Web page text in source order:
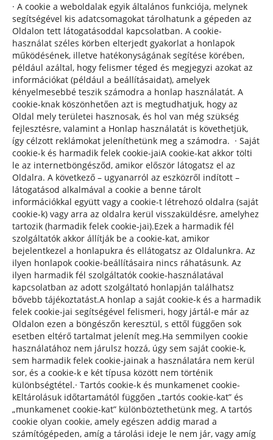
· A cookie a weboldalak egyik általános funkciója, melynek
segítségével kis adatcsomagokat tárolhatunk a gépeden az
Oldalon tett látogatásoddal kapcsolatban. A cookie-
használat széles körben elterjedt gyakorlat a honlapok
működésének, illetve hatékonyságának segítése körében,
például azáltal, hogy felismer téged és megjegyzi azokat az
információkat (például a beállításaidat), amelyek
kényelmesebbé teszik számodra a honlap használatát. A
cookie-knak köszönhetően azt is megtudhatjuk, hogy az
Oldal mely területei hasznosak, és hol van még szükség
fejlesztésre, valamint a Honlap használatát is követhetjük,
így célzott reklámokat jeleníthetünk meg a számodra. · Saját
cookie-k és harmadik felek cookie-jaiA cookie-kat akkor tölti
le az internetböngésződ, amikor először látogatsz el az
Oldalra. A következő – ugyanarról az eszközről indított –
látogatásod alkalmával a cookie a benne tárolt
információkkal együtt vagy a cookie-t létrehozó oldalra (saját
cookie-k) vagy arra az oldalra kerül visszaküldésre, amelyhez
tartozik (harmadik felek cookie-jai).Ezek a harmadik fél
szolgáltatók akkor állítják be a cookie-kat, amikor
bejelentkezel a honlapukra és ellátogatsz az Oldalunkra. Az
ilyen honlapok cookie-beállításaira nincs ráhatásunk. Az
ilyen harmadik fél szolgáltatók cookie-használatával
kapcsolatban az adott szolgáltató honlapján találhatsz
bővebb tájékoztatást.A honlap a saját cookie-k és a harmadik
felek cookie-jai segítségével felismeri, hogy jártál-e már az
Oldalon ezen a böngészőn keresztül, s ettől függően sok
esetben eltérő tartalmat jelenít meg.Ha semmilyen cookie
használatához nem járulsz hozzá, úgy sem saját cookie-k,
sem harmadik felek cookie-jainak a használatára nem kerül
sor, és a cookie-k e két típusa között nem történik
különbségtétel.· Tartós cookie-k és munkamenet cookie-
kEltárolásuk időtartamától függően „tartós cookie-kat” és
„munkamenet cookie-kat” különböztethetünk meg. A tartós
cookie olyan cookie, amely egészen addig marad a
számítógépeden, amíg a tárolási ideje le nem jár, vagy amíg